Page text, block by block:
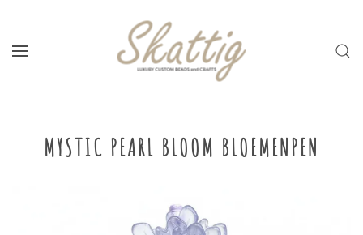
Skip to main content
MYSTIC PEARL BLOOM BLOEMENPEN